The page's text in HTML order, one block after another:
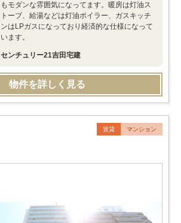
もモダンな雰囲気になってます。暖房は灯油ス
トーブ、給湯などは灯油ボイラー、ガスキッチ
ンはLPガスになっており経済的な仕様になって
います。
センチュリー21吉田宅建
物件を詳しく見る
賃貸 マンション